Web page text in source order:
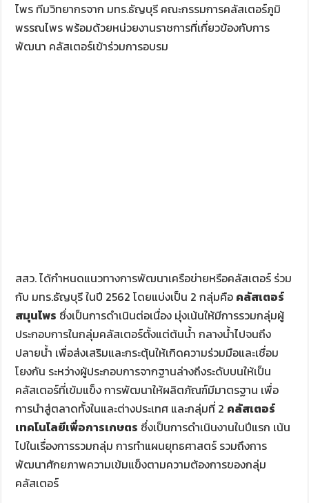
ไพร ทีมวิทยากรจาก มทร.ธัญบุรี คณะกรรมการคลัสเตอร์ภูมิ
พรรณไพร พร้อมด้วยหน่วยงานราชการที่เกี่ยวข้องกับการ
พัฒนา คลัสเตอร์เข้าร่วมการอบรม
สสว. ได้กำหนดแนวทางการพัฒนาเครือข่ายหรือคลัสเตอร์ ร่วม
กับ มทร.ธัญบุรี ในปี 2562 โดยแบ่งเป็น 2กลุ่มคือ คลัสเตอร์
สมุนไพร ซึ่งเป็นการดำเนินต่อเนื่อง มุ่งเน้นให้มีการรวมกลุ่มผู้
ประกอบการในกลุ่มคลัสเตอร์ตั้งแต่ต้นน้ำ กลางน้ำไปจนถึง
ปลายน้ำ เพื่อส่งเสริมและกระตุ้นให้เกิดความร่วมมือและเชื่อม
โยงกัน ระหว่างผู้ประกอบการจากฐานล่างถึงระดับบนให้เป็น
คลัสเตอร์ที่เข้มแข็ง การพัฒนาให้ผลิตภัณฑ์มีมาตรฐาน เพื่อ
การนำสู่ตลาดทั้งในและต่างประเทศ และกลุ่มที่ 2 คลัสเตอร์
เทคโนโลยีเพื่อการเกษตร ซึ่งเป็นการดำเนินงานในปีแรก เน้น
ไปในเรื่องการรวมกลุ่ม การทำแผนยุทธศาสตร์ รวมถึงการ
พัฒนาศักยภาพความเข้มแข็งตามความต้องการของกลุ่ม
คลัสเตอร์